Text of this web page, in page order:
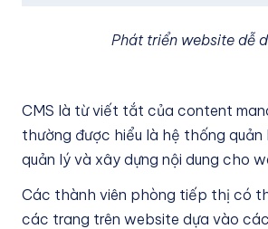
Phát triển website dễ
CMS là từ viết tắt của content
thường được hiểu là hệ thống quản
quản lý và xây dựng nội dung cho
Các thành viên phòng tiếp thị có
các trang trên website dựa vào